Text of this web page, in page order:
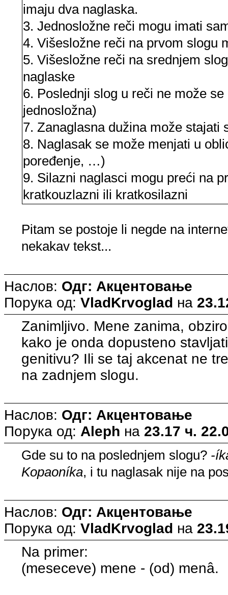
imaju dva naglaska.
3. Jednosložne reči mogu imati
4. Višesložne reči na prvom slogu
5. Višesložne reči na srednjem
naglaske
6. Poslednji slog u reči ne može
jednosložna)
7. Zanaglasna dužina može stajati
8. Naglasak se može menjati u
poređenje, …)
9. Silazni naglasci mogu preći na
kratkouzlazni ili kratkosilazni
Pitam se postoje li negde na
nekakav tekst...
Наслов: Одг: Акцентовање
Порука од: VladKrvoglad на
Zanimljivo. Mene zanima,
kako je onda dopusteno
genitivu? Ili se taj akcenat ne
na zadnjem slogu.
Наслов: Одг: Акцентовање
Порука од: Aleph на 23.17 ч.
Gde su to na poslednjem slogu? -
Kopaoníka, i tu naglasak nije na
Наслов: Одг: Акцентовање
Порука од: VladKrvoglad на
Na primer:
(meseceve) mene - (od) menâ.